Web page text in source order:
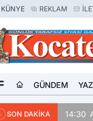
KÜNYE REKLAM
GÜNDEM
SON DAKİKA 14:30